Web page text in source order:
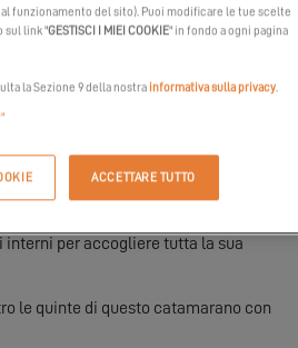
, Nikki sta intraprendendo un giro del
tutte le opzioni aggiunte al suo
interni per accogliere tutta la sua
le quinte di questo catamarano con
funzionamento del sito). Puoi modificare le tue scelte
sul link "GESTISCI I MIEI COOKIE" in fondo a ogni pagina
la Sezione 9 della nostra informativa sulla privacy
ACCETTARE TUTTO